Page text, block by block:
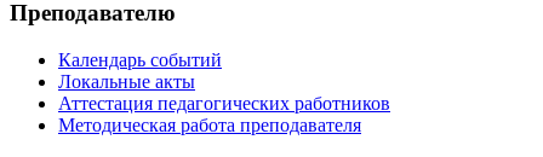
Преподавателю
Календарь событий
Локальные акты
Аттестация педагогических работников
Методическая работа преподавателя